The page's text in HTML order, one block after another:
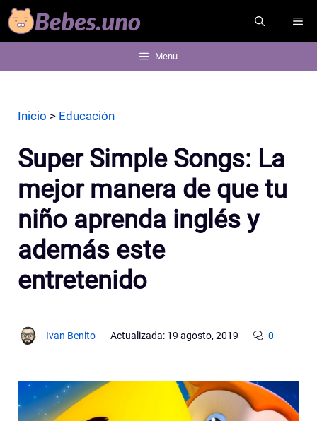
Saltar
al
Menu
Inicio > Educación
Super Simple Songs: La
mejor manera de que tu
niño aprenda inglés y
además este
entretenido
Ivan Benito Actualizada: 19 agosto, 2019 0